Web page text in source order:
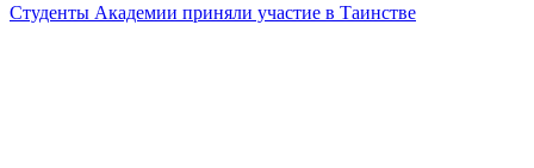
Студенты Академии приняли участие в Таинстве